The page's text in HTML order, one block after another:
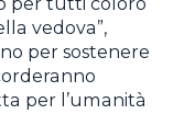
vedova”,
per sostenere
per l’umanità